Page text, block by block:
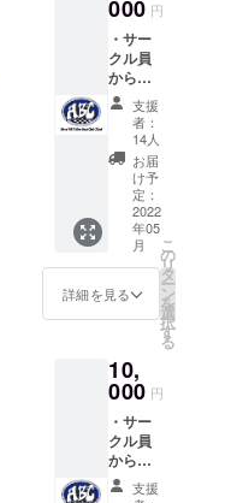
きま
す。
「※支援
時、必
ず備考
欄にご
希望の
お名前
をご記
入くだ
い。」
000 円
・サー
クル員
からお
礼のお
手紙を
送らせ
ていた
だきま
す。 ・
引退公
演DVD
を送ら
せてい
ただき
ます。
(DVDが
第の発
送とな
りま
す。) ・
3月に行
われる
引退公
支援
者：
14人
お届
け予
定：
2022
年05
月
詳細を見る
こ
の
リ
タ
ー
ン
を
選
択
す
る
10,
000 円
・サー
クル員
からお
礼のお
手紙を
支援